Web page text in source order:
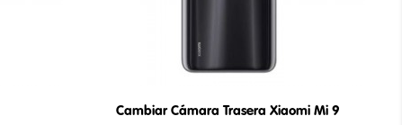
Cambiar Cámara Trasera Xiaomi Mi 9